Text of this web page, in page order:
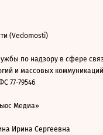
(Vedomosti)
по надзору в сфере
и массовых
77-79546
Медиа»
Ирина Сергеевна